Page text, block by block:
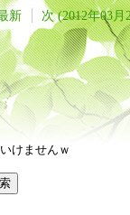
新 次 (2012年03月
けませんｗ